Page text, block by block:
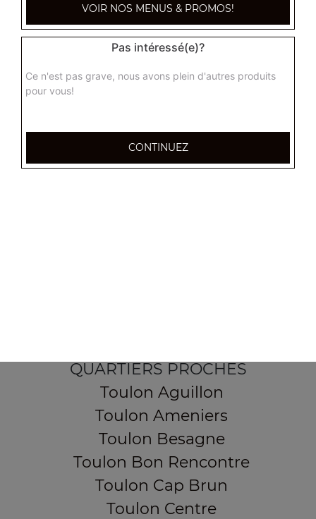
Vin supérieur rosé 75 cl
15.00€
QUARTIERS PROCHES
Toulon Aguillon
Toulon Ameniers
Toulon Besagne
Toulon Bon Rencontre
Toulon Cap Brun
Toulon Centre
VOIR NOS MENUS & PROMOS!
Pas intéressé(e)?
Ce n'est pas grave, nous avons plein d'autres produits
pour vous!
CONTINUEZ